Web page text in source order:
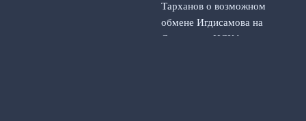
Тарханов о возможном
обмене Игдисамова на
Слуцкого в ЦСКА